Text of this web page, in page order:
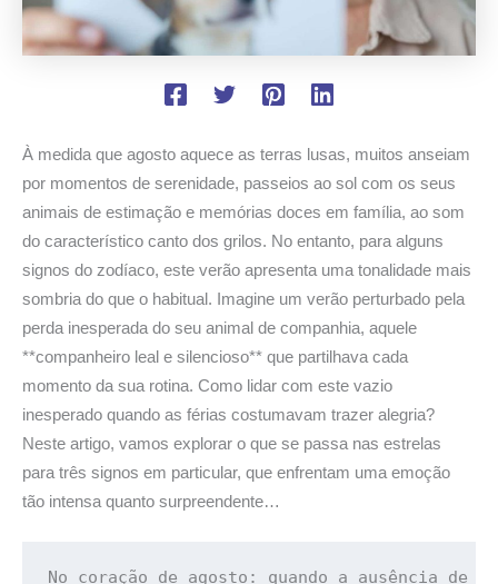
À medida que agosto aquece as terras lusas, muitos anseiam
por momentos de serenidade, passeios ao sol com os seus
animais de estimação e memórias doces em família, ao som
do característico canto dos grilos. No entanto, para alguns
signos do zodíaco, este verão apresenta uma tonalidade mais
sombria do que o habitual. Imagine um verão perturbado pela
perda inesperada do seu animal de companhia, aquele
**companheiro leal e silencioso** que partilhava cada
momento da sua rotina. Como lidar com este vazio
inesperado quando as férias costumavam trazer alegria?
Neste artigo, vamos explorar o que se passa nas estrelas
para três signos em particular, que enfrentam uma emoção
tão intensa quanto surpreendente…
No coração de agosto: quando a ausência de